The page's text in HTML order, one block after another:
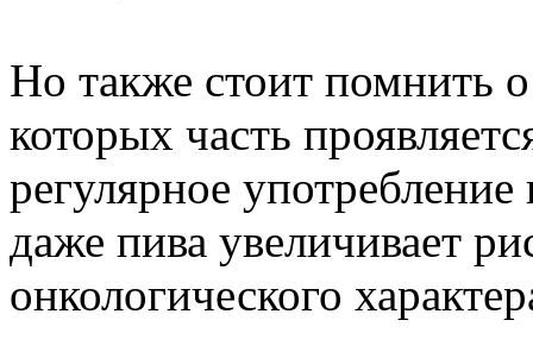
Но также стоит помнить
которых часть
регулярное
даже пива увеличивает
онкологического